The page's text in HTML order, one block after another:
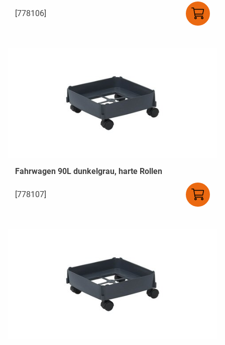
[778106]
Fahrwagen 90L dunkelgrau, harte Rollen
[778107]